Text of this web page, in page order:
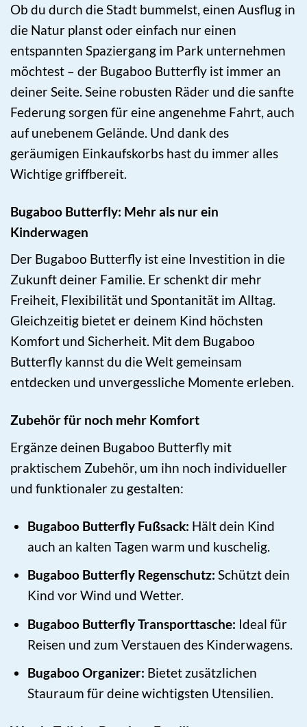
Ob du durch die Stadt bummelst, einen Ausflug in
die Natur planst oder einfach nur einen
entspannten Spaziergang im Park unternehmen
möchtest – der Bugaboo Butterfly ist immer an
deiner Seite. Seine robusten Räder und die sanfte
Federung sorgen für eine angenehme Fahrt, auch
auf unebenem Gelände. Und dank des
geräumigen Einkaufskorbs hast du immer alles
Wichtige griffbereit.
Bugaboo Butterfly: Mehr als nur ein
Kinderwagen
Der Bugaboo Butterfly ist eine Investition in die
Zukunft deiner Familie. Er schenkt dir mehr
Freiheit, Flexibilität und Spontanität im Alltag.
Gleichzeitig bietet er deinem Kind höchsten
Komfort und Sicherheit. Mit dem Bugaboo
Butterfly kannst du die Welt gemeinsam
entdecken und unvergessliche Momente erleben.
Zubehör für noch mehr Komfort
Ergänze deinen Bugaboo Butterfly mit
praktischem Zubehör, um ihn noch individueller
und funktionaler zu gestalten:
Bugaboo Butterfly Fußsack: Hält dein Kind
auch an kalten Tagen warm und kuschelig.
Bugaboo Butterfly Regenschutz: Schützt dein
Kind vor Wind und Wetter.
Bugaboo Butterfly Transporttasche: Ideal für
Reisen und zum Verstauen des Kinderwagens.
Bugaboo Organizer: Bietet zusätzlichen
Stauraum für deine wichtigsten Utensilien.